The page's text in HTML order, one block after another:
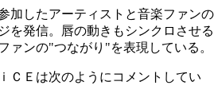
加したアーティストと音楽ファンの
を発信。唇の動きもシンクロさせる
ァンの"つながり"を表現している。
ＣＥは次のようにコメントしてい